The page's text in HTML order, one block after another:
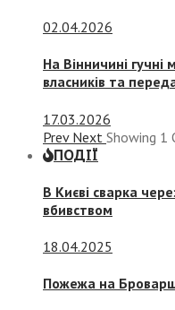
02.04.2026
На Вінничині
власників та
17.03.2026
Prev Next Showing 1
ПОДІЇ
В Києві сварка
вбивством
18.04.2025
Пожежа на